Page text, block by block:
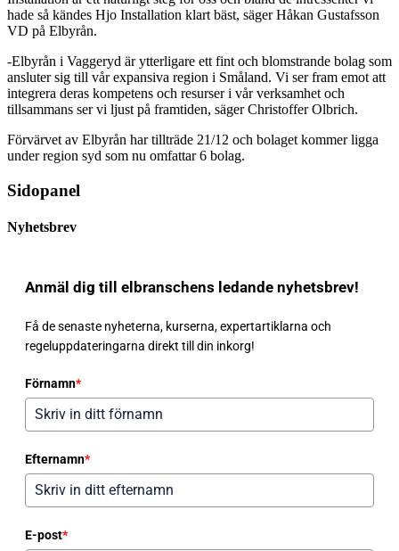
hade så kändes Hjo Installation klart bäst, säger Håkan Gustafsson
VD på Elbyrån.
-Elbyrån i Vaggeryd är ytterligare ett fint och blomstrande bolag som
ansluter sig till vår expansiva region i Småland. Vi ser fram emot att
integrera deras kompetens och resurser i vår verksamhet och
tillsammans ser vi ljust på framtiden, säger Christoffer Olbrich.
Förvärvet av Elbyrån har tillträde 21/12 och bolaget kommer ligga
under region syd som nu omfattar 6 bolag.
Sidopanel
Nyhetsbrev
Anmäl dig till elbranschens ledande nyhetsbrev!
Få de senaste nyheterna, kurserna, expertartiklarna och
regeluppdateringarna direkt till din inkorg!
Förnamn*
Efternamn*
E-post*